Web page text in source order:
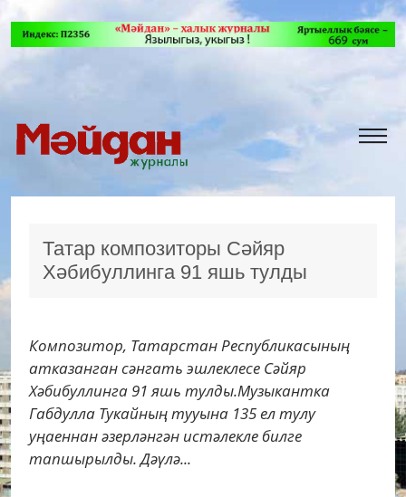
Татар композиторы Сәйяр
Хәбибуллинга 91 яшь тулды
Композитор, Татарстан Республикасының
атказанган сәнгать эшлеклесе Сәйяр
Хәбибуллинга 91 яшь тулды.Музыкантка
Габдулла Тукайның тууына 135 ел тулу
уңаеннан әзерләнгән истәлекле билге
тапшырылды. Дәүлә...